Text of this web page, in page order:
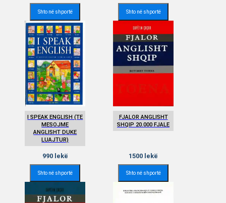
Shto në shportë Shto në shportë
I SPEAK ENGLISH (TE
MESOJME
ANGLISHT DUKE
LUAJTUR)
990lekë
Shto në shportë
FJALOR ANGLISHT
SHQIP 20.000 FJALE
1500 lekë
Shto në shportë